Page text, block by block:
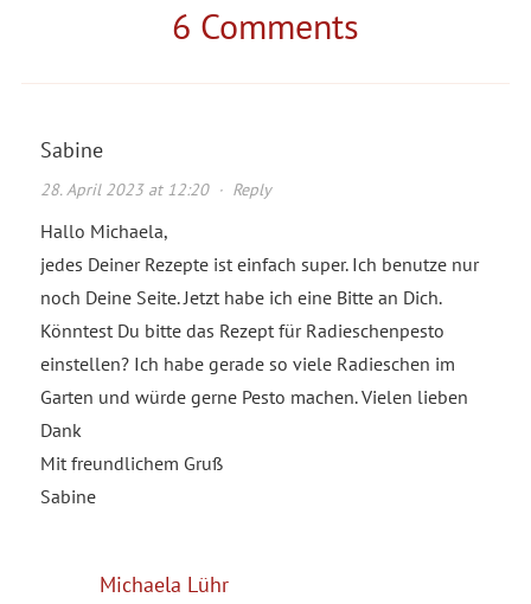
6 Comments
Sabine
28. April 2023 at 12:20· Reply
Hallo Michaela,
jedes Deiner Rezepte ist einfach super. Ich benutze nur
noch Deine Seite. Jetzt habe ich eine Bitte an Dich.
Könntest Du bitte das Rezept für Radieschenpesto
einstellen? Ich habe gerade so viele Radieschen im
Garten und würde gerne Pesto machen. Vielen lieben
Dank
Mit freundlichem Gruß
Sabine
Michaela Lühr